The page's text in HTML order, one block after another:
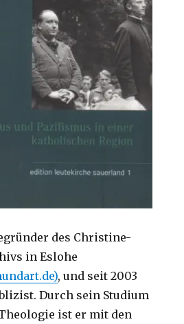
des Christine-
in Eslohe
, und seit 2003
Durch sein Studium
ist er mit den